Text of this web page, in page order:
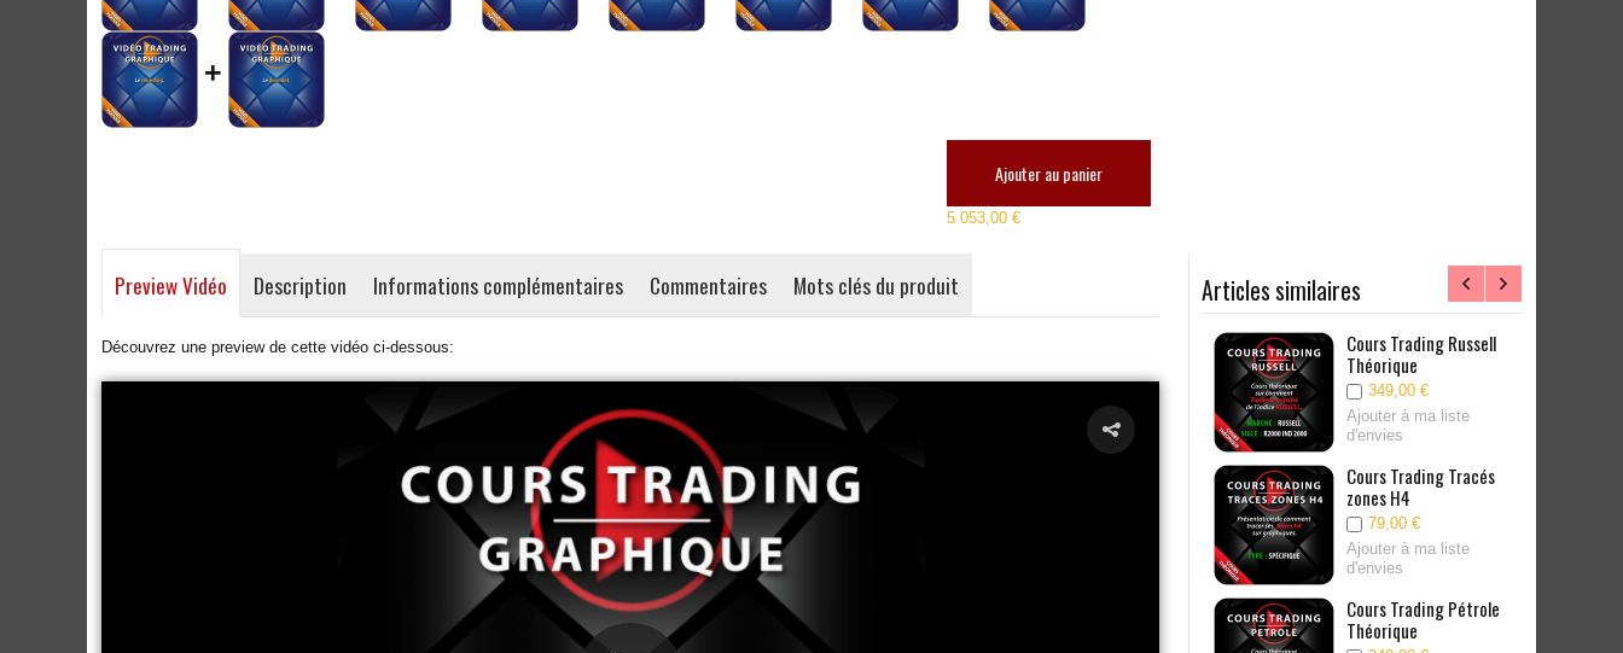
+
Ajouter au panier
5 053,00 €
Preview Vidéo Description Informations complémentaires Commentaires Mots clés du produit
Découvrez une preview de cette vidéo ci-dessous:
Articles similaires
Ajouter à ma liste
Cours Trading Russell
Théorique
349,00 €
Ajouter à ma liste
d'envies
Cours Trading Tracés
zones H4
79,00 €
Ajouter à ma liste
d'envies
Cours Trading Pétrole
Théorique